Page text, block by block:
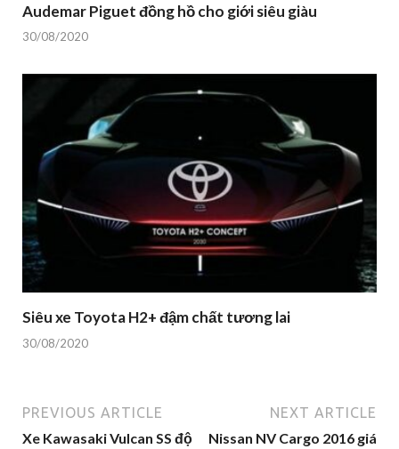
Audemar Piguet đồng hồ cho giới siêu giàu
30/08/2020
Siêu xe Toyota H2+ đậm chất tương lai
30/08/2020
PREVIOUS ARTICLE
Xe Kawasaki Vulcan SS độ
NEXT ARTICLE
Nissan NV Cargo 2016 giá